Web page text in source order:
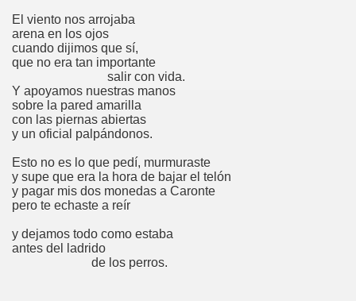
El viento nos arrojaba
arena en los ojos
cuando dijimos que sí,
que no era tan importante
salir con vida.
Y apoyamos nuestras manos
sobre la pared amarilla
con las piernas abiertas
y un oficial palpándonos.
Esto no es lo que pedí, murmuraste
y supe que era la hora de bajar el telón
y pagar mis dos monedas a Caronte
pero te echaste a reír
y dejamos todo como estaba
antes del ladrido
de los perros.